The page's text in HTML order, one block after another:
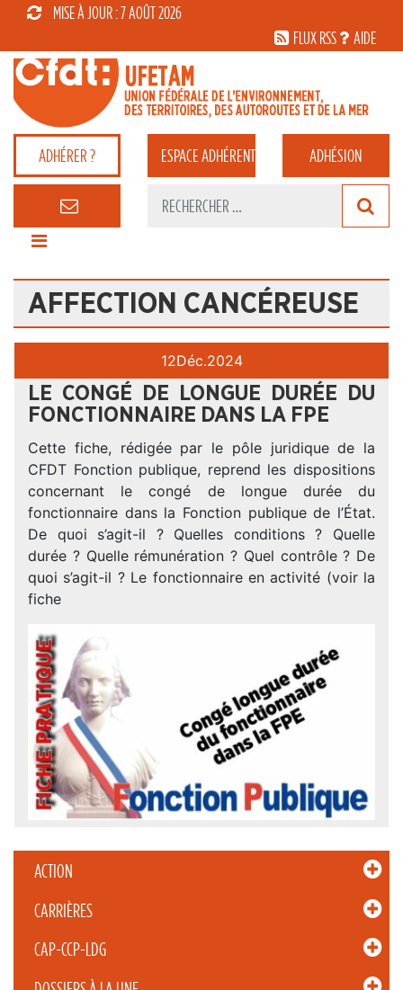
MISE À JOUR : 7 AOÛT 2026
FLUX RSS
AIDE
ADHÉRER ? ESPACEADHÉRENT ADHÉSION
AFFECTION CANCÉREUSE
ACTION
CARRIÈRES
CAP-CCP-LDG
12Déc.2024
LE CONGÉ DE LONGUE DURÉE DU
FONCTIONNAIRE DANS LA FPE
Cette fiche, rédigée par le pôle juridique de la
CFDT Fonction publique, reprend les dispositions
concernant le congé de longue durée du
fonctionnaire dans la Fonction publique de l’État.
De quoi s’agit-il ? Quelles conditions ? Quelle
durée ? Quelle rémunération ? Quel contrôle ? De
quoi s’agit-il ? Le fonctionnaire en activité (voir la
fiche